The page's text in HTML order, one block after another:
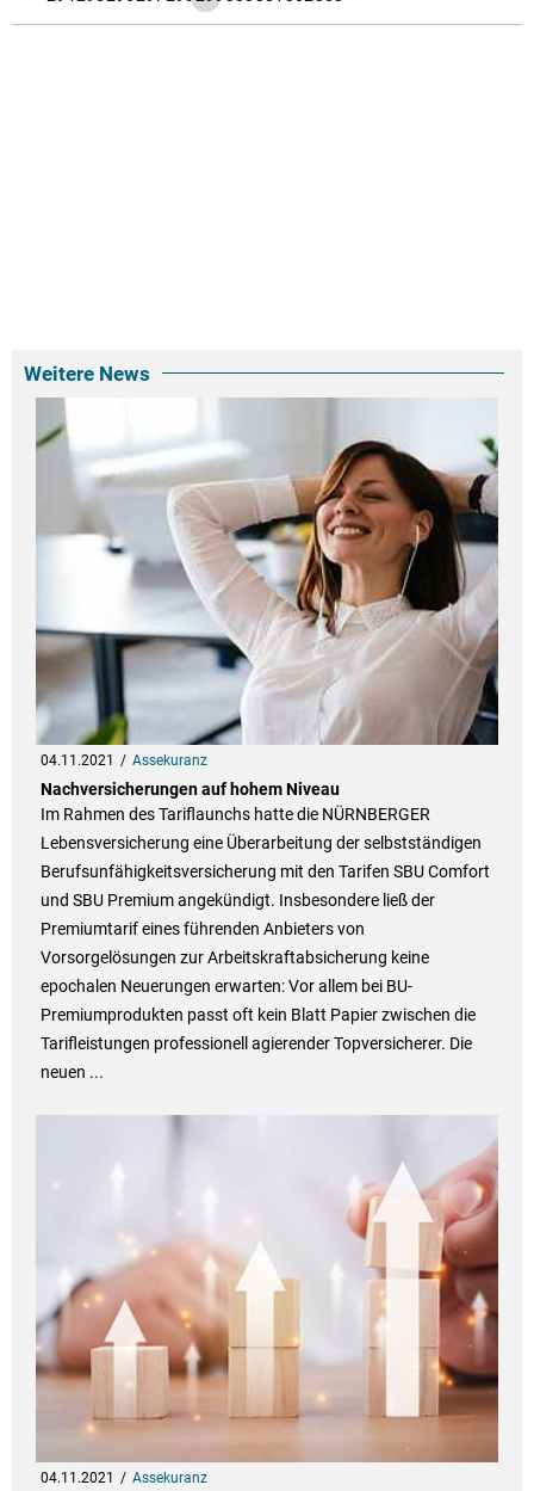
Weitere News
04.11.2021 Assekuranz
Nachversicherungen auf hohem Niveau
Im Rahmen des Tariflaunchs hatte die NÜRNBERGER
Lebensversicherung eine Überarbeitung der selbstständigen
Berufsunfähigkeitsversicherung mit den Tarifen SBU Comfort
und SBU Premium angekündigt. Insbesondere ließ der
Premiumtarif eines führenden Anbieters von
Vorsorgelösungen zur Arbeitskraftabsicherung keine
epochalen Neuerungen erwarten: Vor allem bei BU-
Premiumprodukten passt oft kein Blatt Papier zwischen die
Tarifleistungen professionell agierender Topversicherer. Die
neuen ...
04.11.2021 Assekuranz